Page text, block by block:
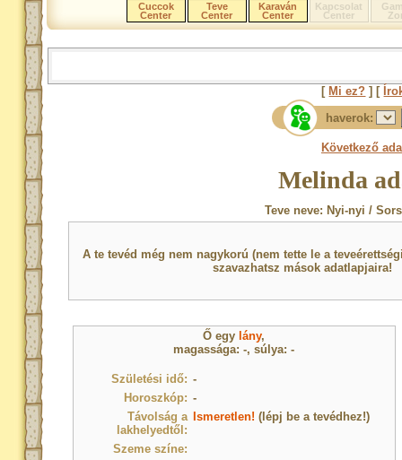
Cuccok
Center
Teve
Center
Karaván
Center
Kapcsolat
Center
[ Mi ez? ] [
haverok:
Következő
Melinda
Teve neve: Nyi-nyi /
A te tevéd még nem nagykorú (nem tette le a
szavazhatsz mások adatlapjaira!
Ő egy lány,
magassága: -, súlya: -
Születési idő: -
Horoszkóp: -
Távolság a
lakhelyedtől:
Ismeretlen! (lépj be a tevédhez!)
Szeme színe: